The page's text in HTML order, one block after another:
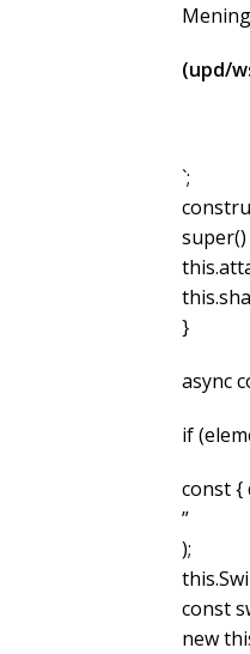
(upd/
`;
super()
}
async
if
const {
”
);
const
new